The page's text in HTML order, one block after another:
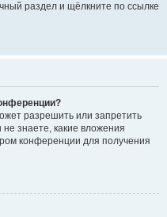
раздел и щёлкните по ссылке
разрешить или запретить
знаете, какие вложения
конференции для получения